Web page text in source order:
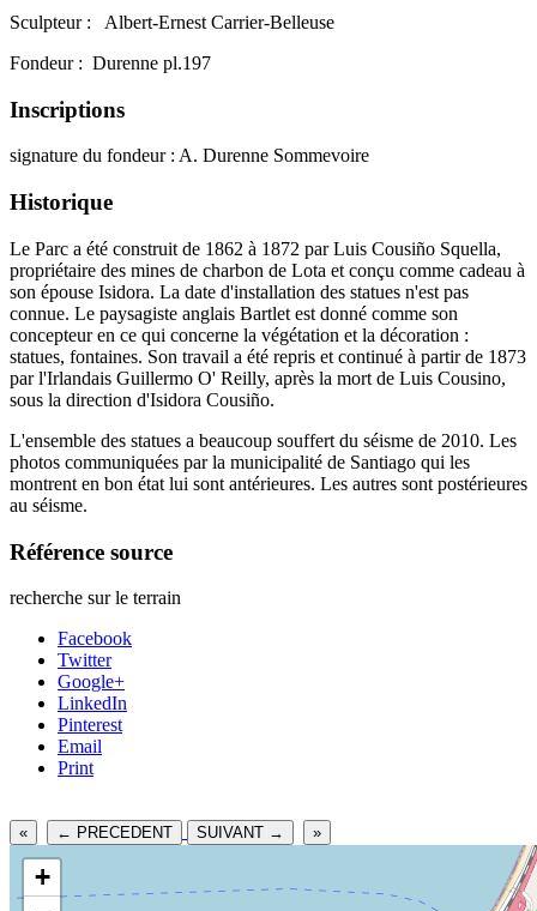
Sculpteur : Albert-Ernest Carrier-Belleuse
Fondeur : Durenne pl.197
Inscriptions
signature du fondeur : A. Durenne Sommevoire
Historique
Le Parc a été construit de 1862 à 1872 par Luis Cousiño Squella,
propriétaire des mines de charbon de Lota et conçu comme cadeau à
son épouse Isidora. La date d'installation des statues n'est pas
connue. Le paysagiste anglais Bartlet est donné comme son
concepteur en ce qui concerne la végétation et la décoration :
statues, fontaines. Son travail a été repris et continué à partir de 1873
par l'Irlandais Guillermo O' Reilly, après la mort de Luis Cousino,
sous la direction d'Isidora Cousiño.
L'ensemble des statues a beaucoup souffert du séisme de 2010. Les
photos communiquées par la municipalité de Santiago qui les
montrent en bon état lui sont antérieures. Les autres sont postérieures
au séisme.
Référence source
recherche sur le terrain
Facebook
Twitter
Google+
LinkedIn
Pinterest
Email
Print
« ← PRECEDENT SUIVANT → »
+